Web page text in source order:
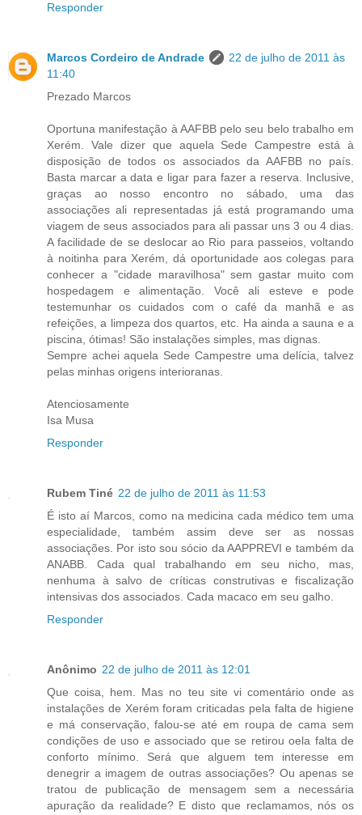
Responder
Marcos Cordeiro de Andrade
22 de julho de 2011 às
11:40
Prezado Marcos
Oportuna manifestação à AAFBB pelo seu belo trabalho em
Xerém. Vale dizer que aquela Sede Campestre está à
disposição de todos os associados da AAFBB no país.
Basta marcar a data e ligar para fazer a reserva. Inclusive,
graças ao nosso encontro no sábado, uma das
associações ali representadas já está programando uma
viagem de seus associados para ali passar uns 3 ou 4 dias.
A facilidade de se deslocar ao Rio para passeios, voltando
à noitinha para Xerém, dá oportunidade aos colegas para
conhecer a "cidade maravilhosa" sem gastar muito com
hospedagem e alimentação. Você ali esteve e pode
testemunhar os cuidados com o café da manhã e as
refeições, a limpeza dos quartos, etc. Ha ainda a sauna e a
piscina, ótimas! São instalações simples, mas dignas.
Sempre achei aquela Sede Campestre uma delícia, talvez
pelas minhas origens interioranas.
Atenciosamente
Isa Musa
Responder
Rubem Tiné 22 de julho de 2011 às 11:53
É isto aí Marcos, como na medicina cada médico tem uma
especialidade, também assim deve ser as nossas
associações. Por isto sou sócio da AAPPREVI e também da
ANABB. Cada qual trabalhando em seu nicho, mas,
nenhuma à salvo de críticas construtivas e fiscalização
intensivas dos associados. Cada macaco em seu galho.
Responder
Anônimo 22 de julho de 2011 às 12:01
Que coisa, hem. Mas no teu site vi comentário onde as
instalações de Xerém foram criticadas pela falta de higiene
e má conservação, falou-se até em roupa de cama sem
condições de uso e associado que se retirou oela falta de
conforto mínimo. Será que alguem tem interesse em
denegrir a imagem de outras associações? Ou apenas se
tratou de publicação de mensagem sem a necessária
apuração da realidade? E disto que reclamamos, nós os